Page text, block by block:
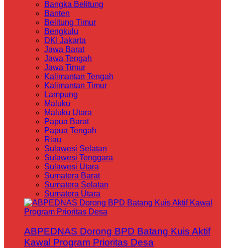
Bangka Belitung
Banten
Belitung Timur
Bengkulu
DKI Jakarta
Jawa Barat
Jawa Tengah
Jawa Timur
Kalimantan Tengah
Kalimantan Timur
Lampung
Maluku
Maluku Utara
Papua Barat
Papua Tengah
Riau
Sulawesi Selatan
Sulawesi Tenggara
Sulawesi Utara
Sumatera Barat
Sumatera Selatan
Sumatera Utara
ABPEDNAS Dorong BPD Batang Kuis Aktif
Kawal Program Prioritas Desa